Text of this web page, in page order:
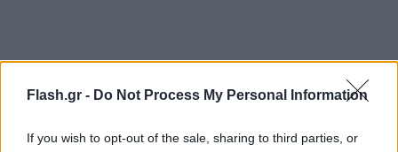
Flash.gr - Do Not Process My Personal Information
If you wish to opt-out of the sale, sharing to third parties, or
Πάντως με τη Νέα Δημοκρατία να καταγραφεί